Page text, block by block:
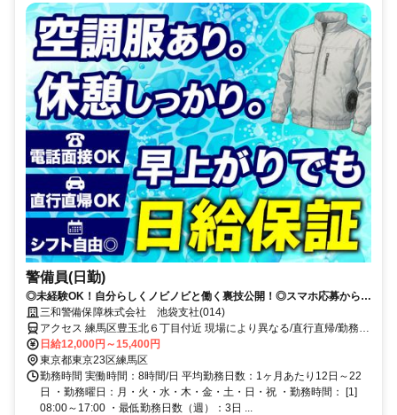
警備員(日勤)
◎未経験OK！自分らしくノビノビと働く裏技公開！◎スマホ応募から電
話面接で最短15分で内定！
三和警備保障株式会社 池袋支社(014)
アクセス 練馬区豊玉北６丁目付近 現場により異なる/直行直帰/勤務地
相談可 ■電話面接■来社不要■即日勤務
日給12,000円～15,400円
東京都東京23区練馬区
勤務時間 実働時間：8時間/日 平均勤務日数：1ヶ月あたり12日～22
日 ・勤務曜日：月・火・水・木・金・土・日・祝 ・勤務時間： [1]
08:00～17:00 ・最低勤務日数（週）：3日 ...